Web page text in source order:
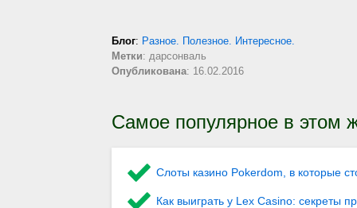
Блог: Разное. Полезное. Интересное.
Метки: дарсонваль
Опубликована: 16.02.2016
Самое популярное в этом
Слоты казино Pokerdom, в которые
Как выиграть у Lex Сasino: секреты